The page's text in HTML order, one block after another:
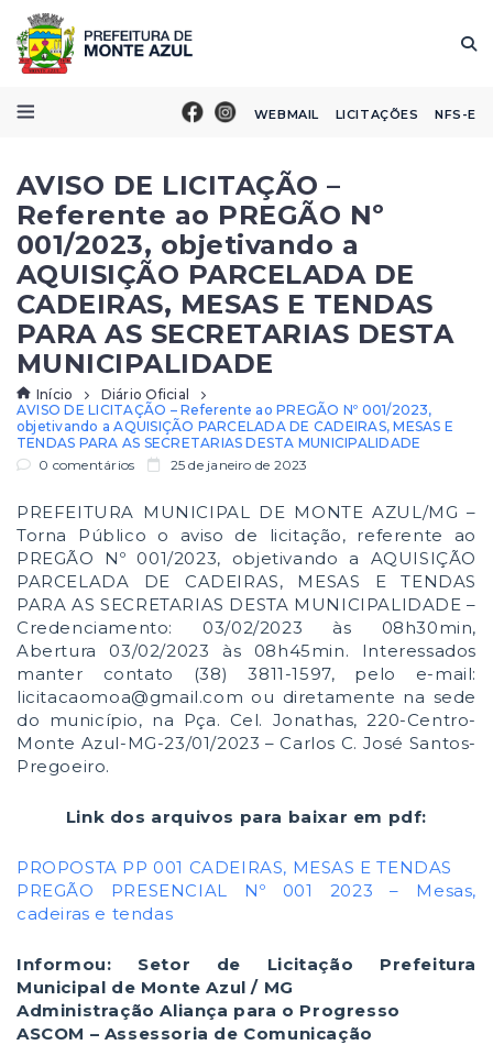
WEBMAIL LICITAÇÕES NFS-E
AVISO DE LICITAÇÃO –
Referente ao PREGÃO Nº
001/2023, objetivando a
AQUISIÇÃO PARCELADA DE
CADEIRAS, MESAS E TENDAS
PARA AS SECRETARIAS DESTA
MUNICIPALIDADE
Início
Diário Oficial
AVISO DE LICITAÇÃO – Referente ao PREGÃO Nº 001/2023,
objetivando a AQUISIÇÃO PARCELADA DE CADEIRAS, MESAS E
TENDAS PARA AS SECRETARIAS DESTA MUNICIPALIDADE
0 comentários
25 de janeiro de 2023
PREFEITURA MUNICIPAL DE MONTE AZUL/MG –
Torna Público o aviso de licitação, referente ao
PREGÃO Nº 001/2023, objetivando a AQUISIÇÃO
PARCELADA DE CADEIRAS, MESAS E TENDAS
PARA AS SECRETARIAS DESTA MUNICIPALIDADE –
Credenciamento: 03/02/2023 às 08h30min,
Abertura 03/02/2023 às 08h45min. Interessados
manter contato (38) 3811-1597, pelo e-mail:
licitacaomoa@gmail.com ou diretamente na sede
do município, na Pça. Cel. Jonathas, 220-Centro-
Monte Azul-MG-23/01/2023 – Carlos C. José Santos-
Pregoeiro.
Link dos arquivos para baixar em pdf:
PROPOSTA PP 001 CADEIRAS, MESAS E TENDAS
PREGÃO PRESENCIAL Nº 001 2023 – Mesas,
cadeiras e tendas
Informou: Setor de Licitação Prefeitura
Municipal de Monte Azul / MG
Administração Aliança para o Progresso
ASCOM – Assessoria de Comunicação